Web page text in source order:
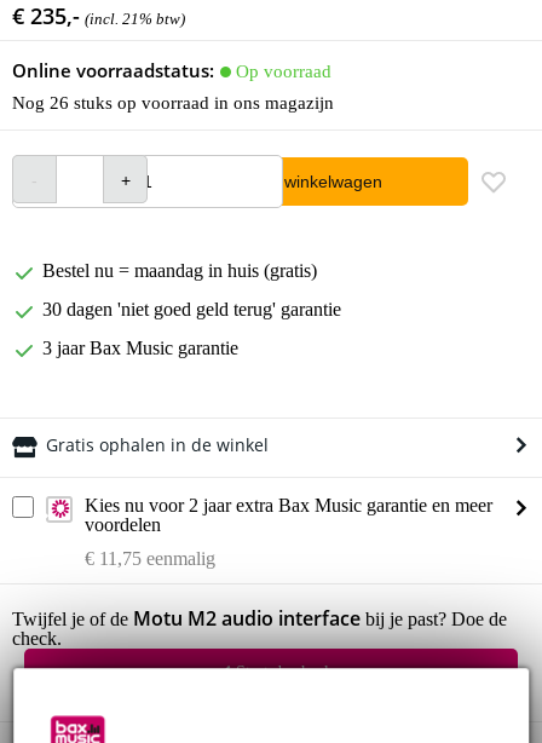
€ 235,- (incl. 21% btw)
Online voorraadstatus:
Op voorraad
Nog 26 stuks op voorraad in ons magazijn
In winkelwagen
Bestel nu = maandag in huis (gratis)
30 dagen 'niet goed geld terug' garantie
3 jaar Bax Music garantie
Gratis ophalen in de winkel
Kies nu voor 2 jaar extra Bax Music garantie en meer
voordelen
€ 11,75 eenmalig
Twijfel je of de Motu M2 audio interface bij je past? Doe de
check.
Start de check